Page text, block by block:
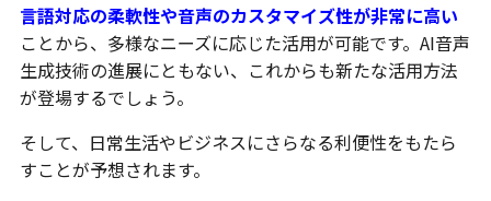
言語対応の柔軟性や音声のカスタマイズ性が非常に高い
ことから、多様なニーズに応じた活用が可能です。AI音声
生成技術の進展にともない、これからも新たな活用方法
が登場するでしょう。
そして、日常生活やビジネスにさらなる利便性をもたら
すことが予想されます。